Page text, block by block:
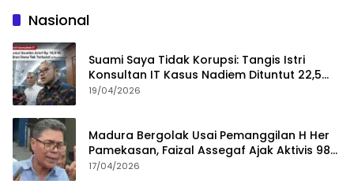
Nasional
Suami Saya Tidak Korupsi: Tangis Istri
Konsultan IT Kasus Nadiem Dituntut 22,5
Tahun
19/04/2026
Madura Bergolak Usai Pemanggilan H Her
Pamekasan, Faizal Assegaf Ajak Aktivis 98
Bongkar Permainan KPK
17/04/2026